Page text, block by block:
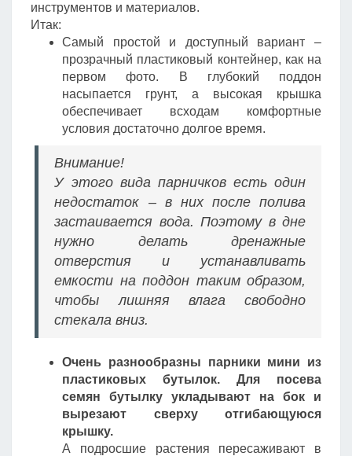
инструментов и материалов.
Итак:
Самый простой и доступный вариант –
прозрачный пластиковый контейнер, как на
первом фото. В глубокий поддон
насыпается грунт, а высокая крышка
обеспечивает всходам комфортные
условия достаточно долгое время.
Внимание!
У этого вида парничков есть один
недостаток – в них после полива
застаивается вода. Поэтому в дне
нужно делать дренажные
отверстия и устанавливать
емкости на поддон таким образом,
чтобы лишняя влага свободно
стекала вниз.
Очень разнообразны парники мини из
пластиковых бутылок. Для посева
семян бутылку укладывают на бок и
вырезают сверху отгибающуюся
крышку.
А подросшие растения пересаживают в